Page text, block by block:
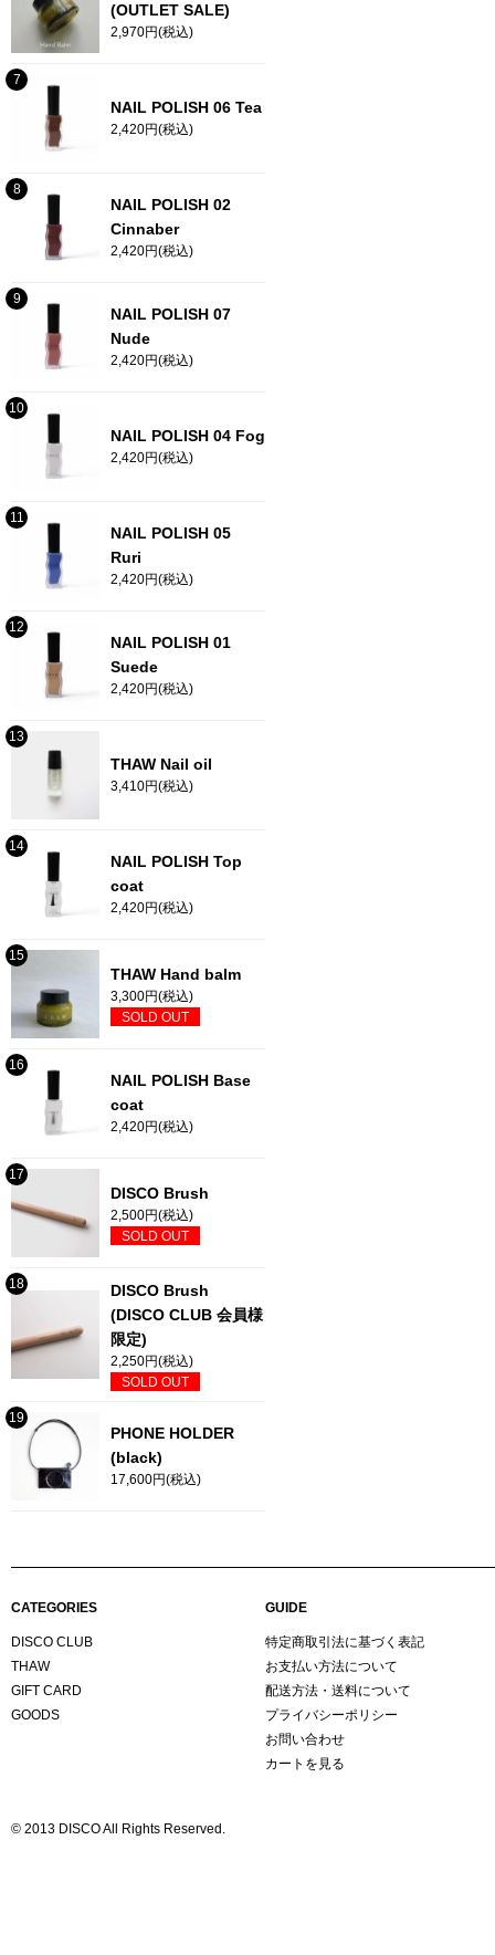
(OUTLET SALE)
2,970円(税込)
NAIL POLISH 06 Tea
2,420円(税込)
NAIL POLISH 02
Cinnaber
2,420円(税込)
NAIL POLISH 07
Nude
2,420円(税込)
NAIL POLISH 04 Fog
2,420円(税込)
NAIL POLISH 05
Ruri
2,420円(税込)
NAIL POLISH 01
Suede
2,420円(税込)
THAW Nail oil
3,410円(税込)
NAIL POLISH Top
coat
2,420円(税込)
THAW Hand balm
3,300円(税込)
SOLD OUT
NAIL POLISH Base
coat
2,420円(税込)
DISCO Brush
2,500円(税込)
SOLD OUT
DISCO Brush
(DISCO CLUB 会員様
限定)
2,250円(税込)
SOLD OUT
PHONE HOLDER
(black)
17,600円(税込)
CATEGORIES
DISCO CLUB
THAW
GIFT CARD
GOODS
GUIDE
特定商取引法に基づく表記
お支払い方法について
配送方法・送料について
プライバシーポリシー
お問い合わせ
カートを見る
© 2013 DISCO All Rights Reserved.